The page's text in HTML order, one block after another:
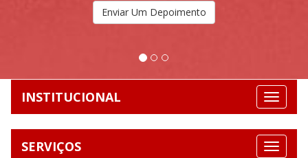
Enviar Um Depoimento
INSTITUCIONAL
SERVIÇOS